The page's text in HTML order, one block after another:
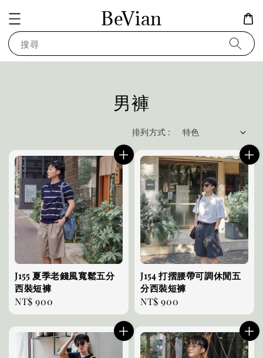
BeVian
搜尋
男褲
排列方式 :
J155 夏季老錢風寬鬆五分
西裝短褲
Regular
price
NT$ 900
J154 打摺腰帶可調休閒五
分西裝短褲
Regular
price
NT$ 900